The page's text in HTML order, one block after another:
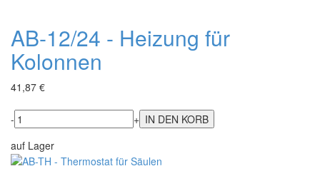
AB-12/24 - Heizung für
Kolonnen
41,87 €
-
+
auf Lager